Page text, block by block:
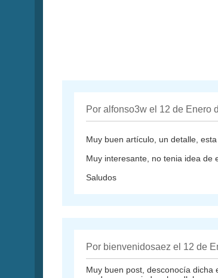
Por alfonso3w el 12 de Enero
Muy buen artículo, un detalle,
Muy interesante, no tenia idea de
Saludos
Por bienvenidosaez el 12 de
Muy buen post, desconocía dicha